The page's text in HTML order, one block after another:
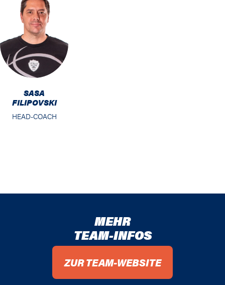
SASA
FILIPOVSKI
HEAD-COACH
MEHR
TEAM-INFOS
ZUR TEAM-WEBSITE